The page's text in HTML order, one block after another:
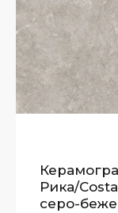
Рика/Costa
серо-